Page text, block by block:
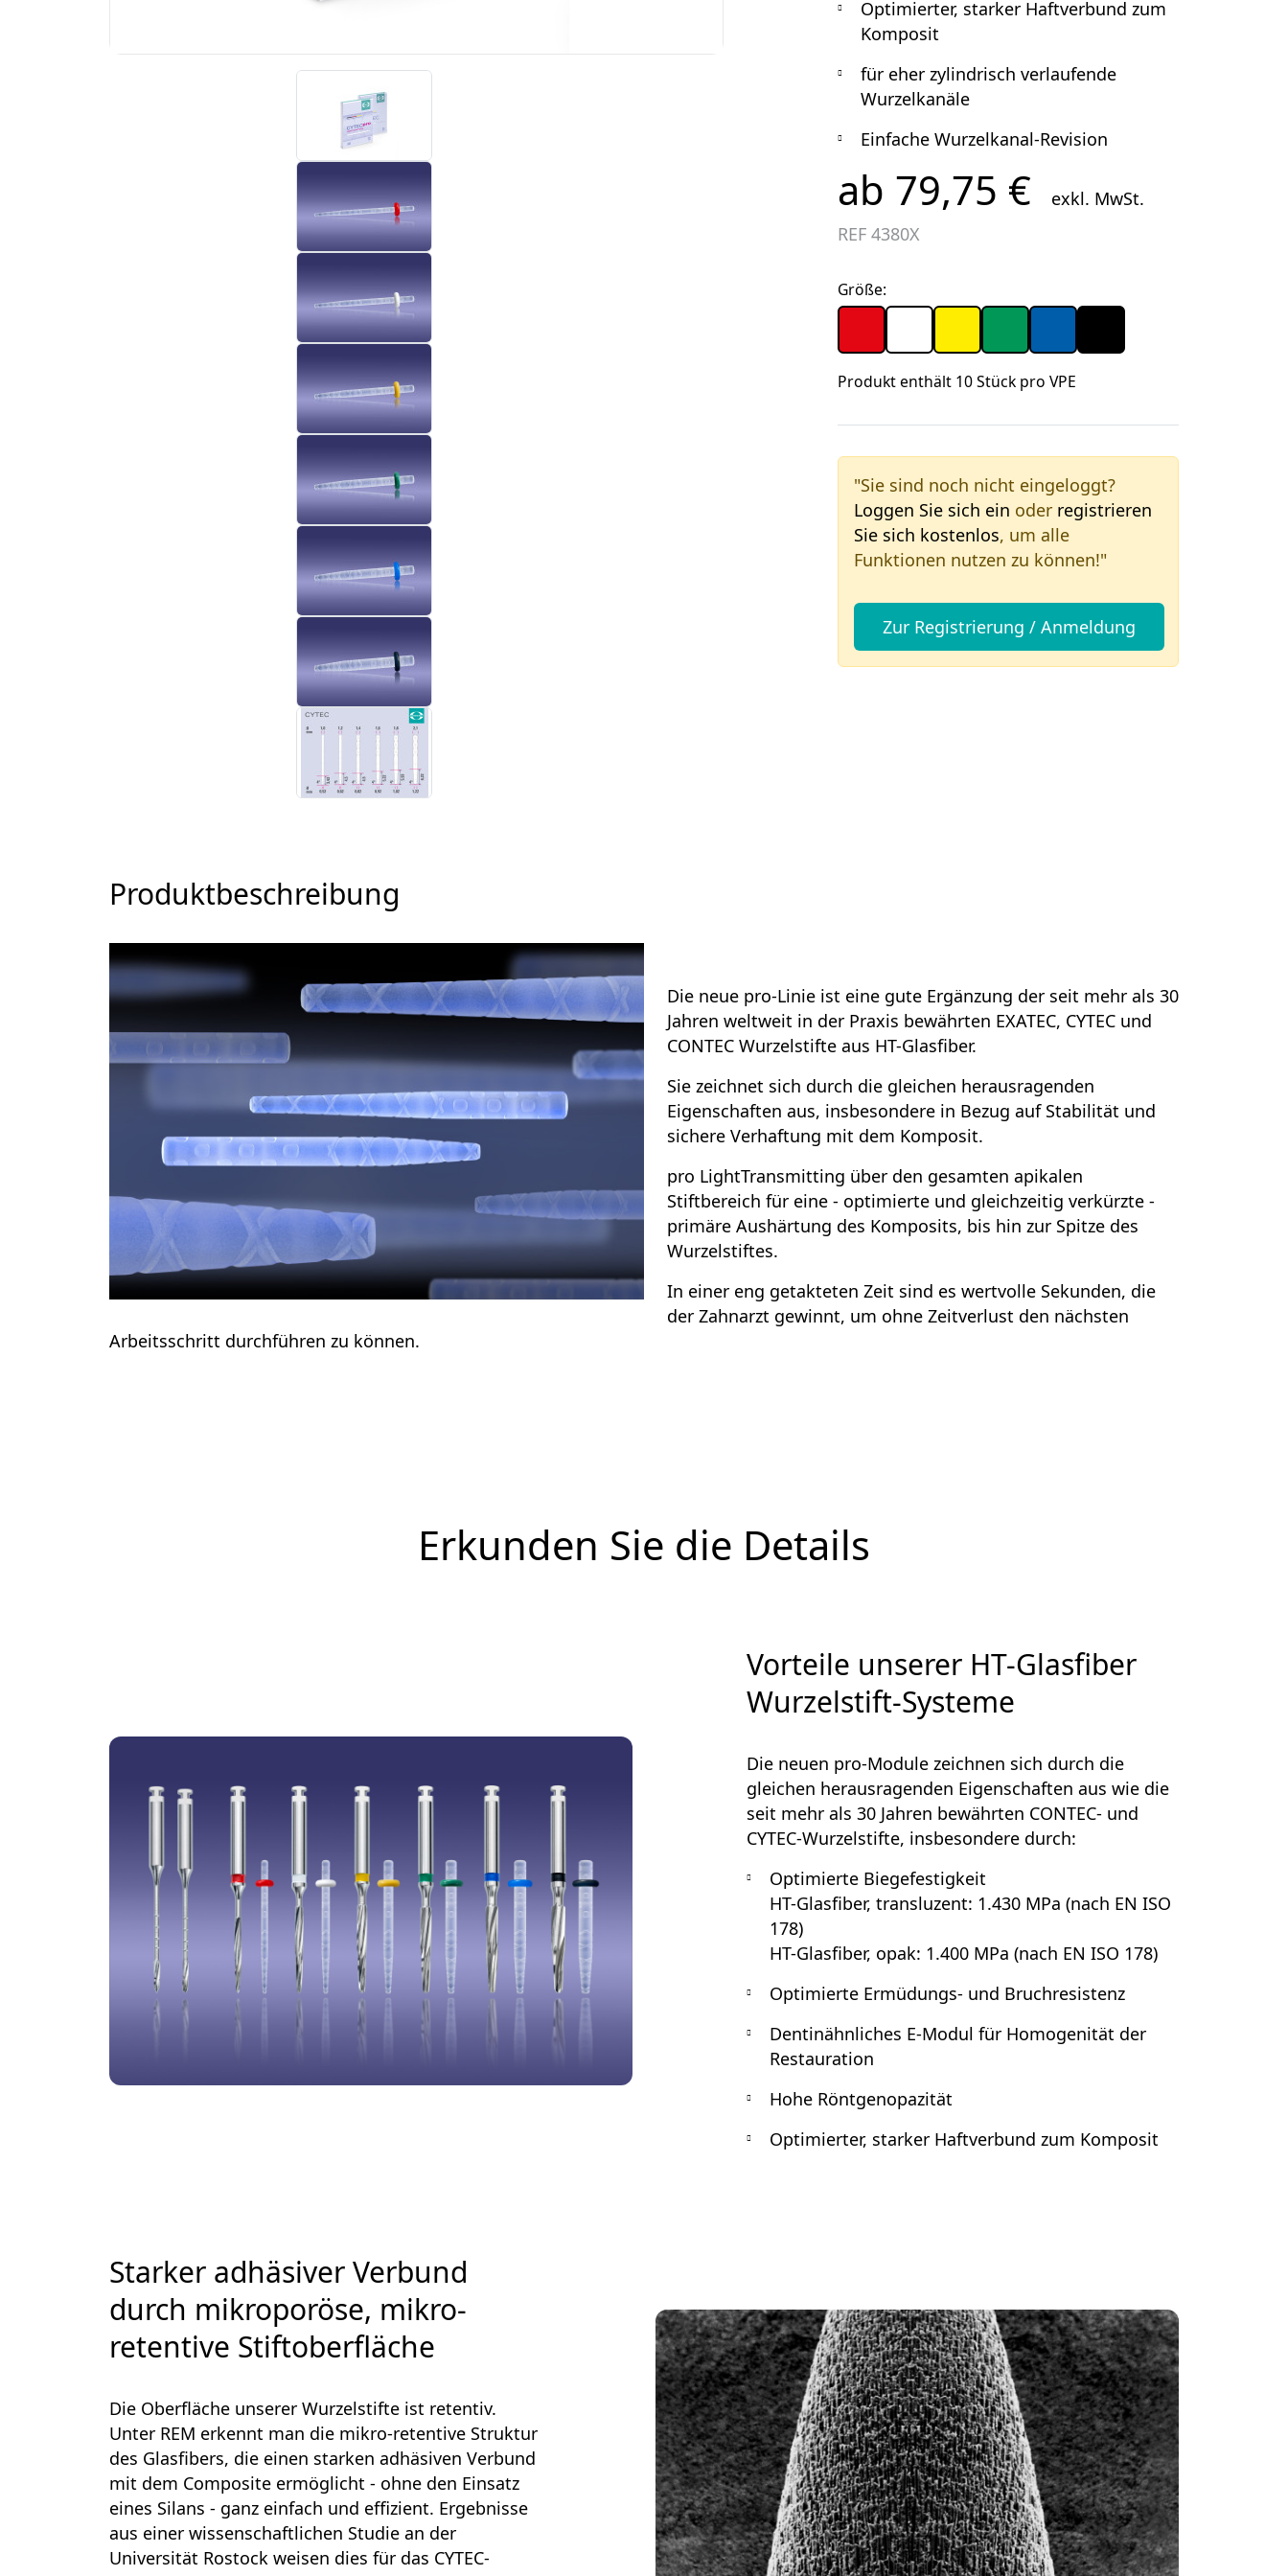
Optimierter, starker Haftverbund zum
Komposit
für eher zylindrisch verlaufende
Wurzelkanäle
Einfache Wurzelkanal-Revision
ab 79,75 €
exkl. MwSt.
REF 4380X
Größe:
Produkt enthält 10 Stück pro VPE
"Sie sind noch nicht eingeloggt?
Loggen Sie sich ein oder registrieren
Sie sich kostenlos, um alle
Funktionen nutzen zu können!"
Zur Registrierung / Anmeldung
Produktbeschreibung
Die neue pro-Linie ist eine gute Ergänzung der seit mehr als 30
Jahren weltweit in der Praxis bewährten EXATEC, CYTEC und
CONTEC Wurzelstifte aus HT-Glasfiber.
Sie zeichnet sich durch die gleichen herausragenden
Eigenschaften aus, insbesondere in Bezug auf Stabilität und
sichere Verhaftung mit dem Komposit.
pro LightTransmitting über den gesamten apikalen
Stiftbereich für eine - optimierte und gleichzeitig verkürzte -
primäre Aushärtung des Komposits, bis hin zur Spitze des
Wurzelstiftes.
In einer eng getakteten Zeit sind es wertvolle Sekunden, die
der Zahnarzt gewinnt, um ohne Zeitverlust den nächsten
Arbeitsschritt durchführen zu können.
Erkunden Sie die Details
Vorteile unserer HT-Glasfiber
Wurzelstift-Systeme
Die neuen pro-Module zeichnen sich durch die
gleichen herausragenden Eigenschaften aus wie die
seit mehr als 30 Jahren bewährten CONTEC- und
CYTEC-Wurzelstifte, insbesondere durch:
Optimierte Biegefestigkeit
HT-Glasfiber, transluzent: 1.430 MPa (nach EN ISO
178)
HT-Glasfiber, opak: 1.400 MPa (nach EN ISO 178)
Optimierte Ermüdungs- und Bruchresistenz
Dentinähnliches E-Modul für Homogenität der
Restauration
Hohe Röntgenopazität
Optimierter, starker Haftverbund zum Komposit
Starker adhäsiver Verbund
durch mikroporöse, mikro-
retentive Stiftoberfläche
Die Oberfläche unserer Wurzelstifte ist retentiv.
Unter REM erkennt man die mikro-retentive Struktur
des Glasfibers, die einen starken adhäsiven Verbund
mit dem Composite ermöglicht - ohne den Einsatz
eines Silans - ganz einfach und effizient. Ergebnisse
aus einer wissenschaftlichen Studie an der
Universität Rostock weisen dies für das CYTEC-